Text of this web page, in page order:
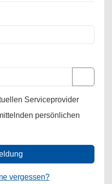
Serviceprovider
persönlichen
vergessen?